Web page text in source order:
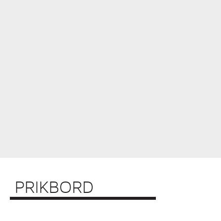
PRIKBORD